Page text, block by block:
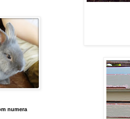
numera